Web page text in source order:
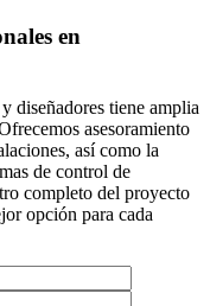
en
diseñadores tiene amplia
asesoramiento
así como la
de control de
completo del proyecto
opción para cada